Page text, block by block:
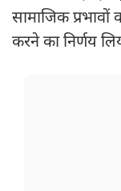
सामाजिक
करने का निर्णय